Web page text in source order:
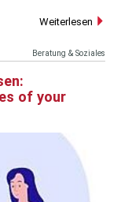
Weiterlesen
Beratung & Soziales
of your